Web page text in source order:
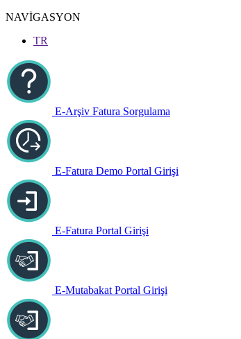
NAVİGASYON
TR
E-Arşiv Fatura Sorgulama
E-Fatura Demo Portal Girişi
E-Fatura Portal Girişi
E-Mutabakat Portal Girişi